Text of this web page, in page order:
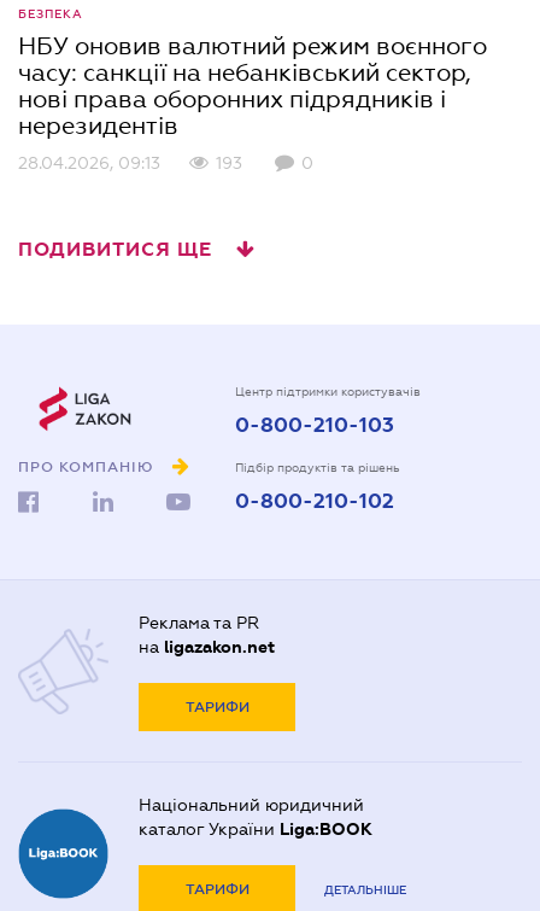
БЕЗПЕКА
НБУ оновив валютний режим воєнного
часу: санкції на небанківський сектор,
нові права оборонних підрядників і
нерезидентів
28.04.2026, 09:13 193 0
ПОДИВИТИСЯ ЩЕ
ПРО КОМПАНІЮ
Центр підтримки користувачів
0-800-210-103
Підбір продуктів та рішень
0-800-210-102
Реклама та PR
на ligazakon.net
ТАРИФИ
Національний юридичний
каталог України Liga:BOOK
ТАРИФИ ДЕТАЛЬНІШЕ